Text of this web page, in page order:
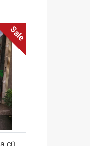
Sale
Kệ hoa chia buồn - Hoa cúc trắng